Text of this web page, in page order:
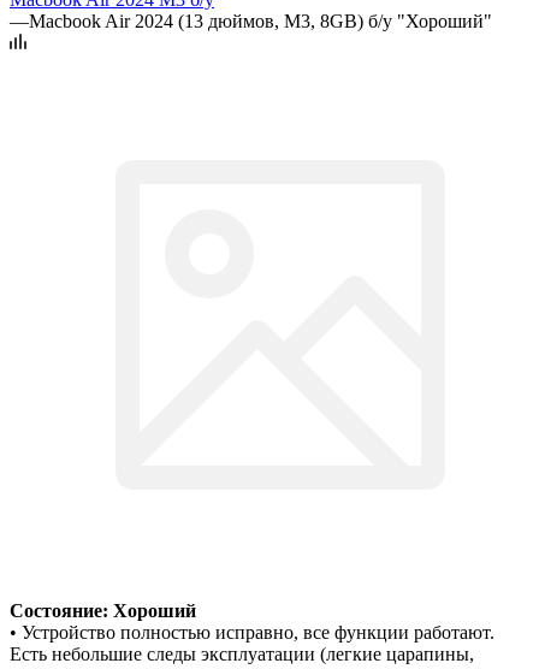
—Macbook Air 2024 (13 дюймов, M3, 8GB) б/у "Хороший"
Состояние: Хороший
• Устройство полностью исправно, все функции работают.
Есть небольшие следы эксплуатации (легкие царапины,